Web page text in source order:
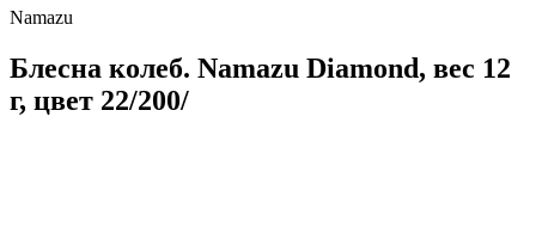
Namazu
Блесна колеб. Namazu Diamond, вес 12
г, цвет 22/200/